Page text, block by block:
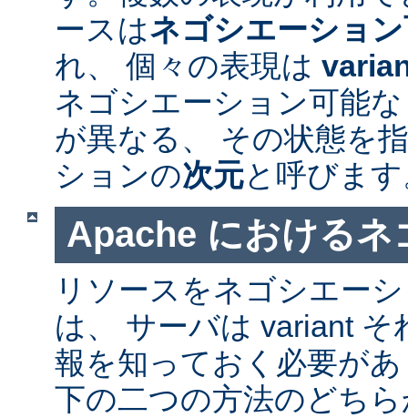
ースはネゴシエーショ
れ、 個々の表現は
ネゴシエーション可能
が異なる、 その状態を
ションの次元と呼びま
Apache におけるネ
リソースをネゴシエー
は、 サーバは variant
報を知っておく必要が
下の二つの方法のどち